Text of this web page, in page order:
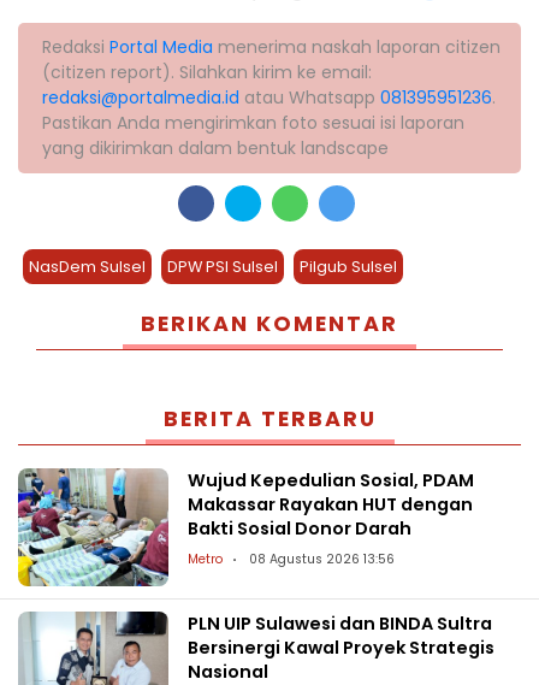
Redaksi Portal Media menerima naskah laporan citizen
(citizen report). Silahkan kirim ke email:
redaksi@portalmedia.id atau Whatsapp 081395951236.
Pastikan Anda mengirimkan foto sesuai isi laporan
yang dikirimkan dalam bentuk landscape
NasDem Sulsel DPW PSI Sulsel Pilgub Sulsel
BERIKAN KOMENTAR
BERITA TERBARU
Wujud Kepedulian Sosial, PDAM
Makassar Rayakan HUT dengan
Bakti Sosial Donor Darah
Metro 08 Agustus 2026 13:56
PLN UIP Sulawesi dan BINDA Sultra
Bersinergi Kawal Proyek Strategis
Nasional